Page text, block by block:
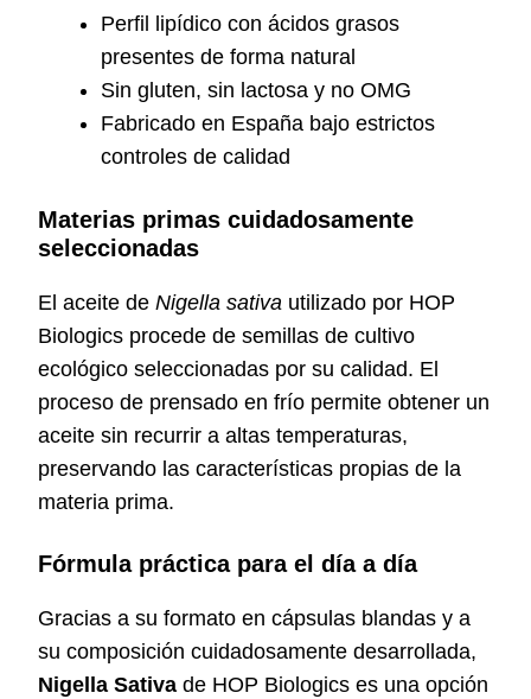
Perfil lipídico con ácidos grasos
presentes de forma natural
Sin gluten, sin lactosa y no OMG
Fabricado en España bajo estrictos
controles de calidad
Materias primas cuidadosamente
seleccionadas
El aceite de Nigella sativa utilizado por HOP
Biologics procede de semillas de cultivo
ecológico seleccionadas por su calidad. El
proceso de prensado en frío permite obtener un
aceite sin recurrir a altas temperaturas,
preservando las características propias de la
materia prima.
Fórmula práctica para el día a día
Gracias a su formato en cápsulas blandas y a
su composición cuidadosamente desarrollada,
Nigella Sativa de HOP Biologics es una opción